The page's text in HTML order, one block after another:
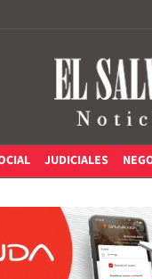
JUDICIALES